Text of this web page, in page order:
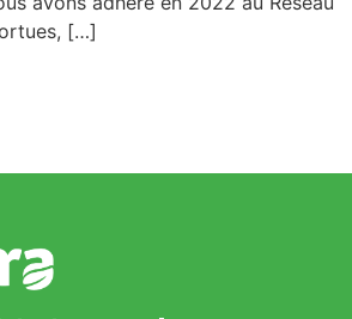
[…]